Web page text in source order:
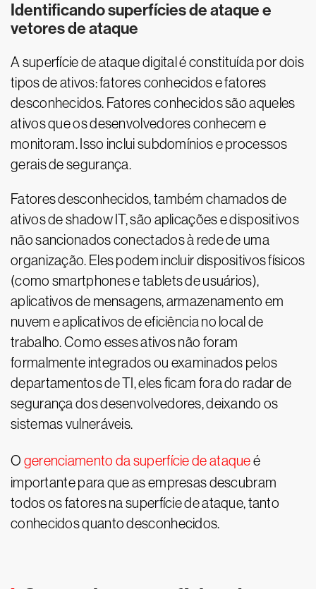
Identificando superfícies de ataque e
vetores de ataque
A superfície de ataque digital é constituída por dois
tipos de ativos: fatores conhecidos e fatores
desconhecidos. Fatores conhecidos são aqueles
ativos que os desenvolvedores conhecem e
monitoram. Isso inclui subdomínios e processos
gerais de segurança.
Fatores desconhecidos, também chamados de
ativos de shadow IT, são aplicações e dispositivos
não sancionados conectados à rede de uma
organização. Eles podem incluir dispositivos físicos
(como smartphones e tablets de usuários),
aplicativos de mensagens, armazenamento em
nuvem e aplicativos de eficiência no local de
trabalho. Como esses ativos não foram
formalmente integrados ou examinados pelos
departamentos de TI, eles ficam fora do radar de
segurança dos desenvolvedores, deixando os
sistemas vulneráveis.
O gerenciamento da superfície de ataqueé
importante para que as empresas descubram
todos os fatores na superfície de ataque, tanto
conhecidos quanto desconhecidos.